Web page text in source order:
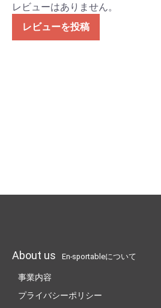
レビューはありません。
レビューを投稿
About us En-sportableについて
事業内容
プライバシーポリシー